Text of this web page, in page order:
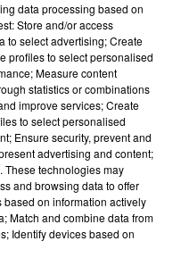
data processing based on
Store and/or access
to select advertising; Create
profiles to select personalised
Measure content
statistics or combinations
improve services; Create
to select personalised
Ensure security, prevent and
advertising and content;
These technologies may
and browsing data to offer
on information actively
Match and combine data from
Identify devices based on